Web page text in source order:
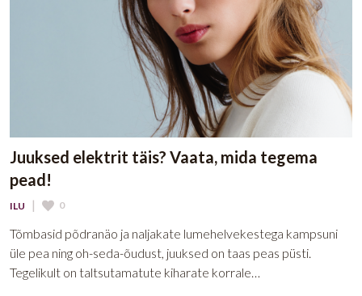
Juuksed elektrit täis? Vaata, mida tegema
pead!
ILU | 0
Tõmbasid põdranäo ja naljakate lumehelvekestega kampsuni
üle pea ning oh-seda-õudust, juuksed on taas peas püsti.
Tegelikult on taltsutamatute kiharate korrale…